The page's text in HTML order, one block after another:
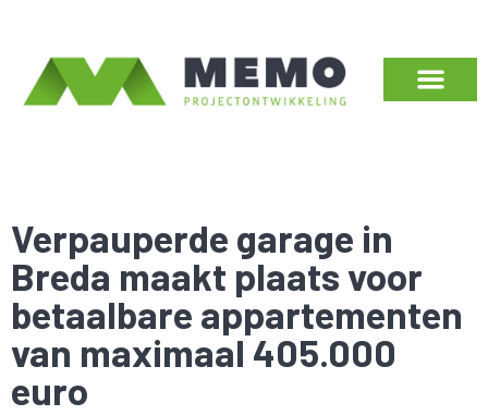
Verpauperde garage in
Breda maakt plaats voor
betaalbare appartementen
van maximaal 405.000
euro